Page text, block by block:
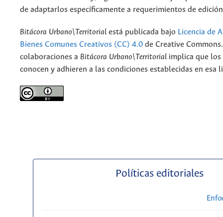
de adaptarlos específicamente a requerimientos de
Bitácora Urbano\Territorial está publicada bajo Licencia de
Bienes Comunes Creativos (CC) 4.0 de Creative
colaboraciones a Bitácora Urbano\Territorial implica que los
conocen y adhieren a las condiciones establecidas en esa
Políticas editoriales